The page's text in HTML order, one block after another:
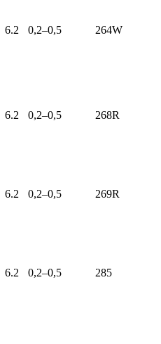
6.2 0,2–0,5 264W
6.2 0,2–0,5 268R
6.2 0,2–0,5 269R
6.2 0,2–0,5 285